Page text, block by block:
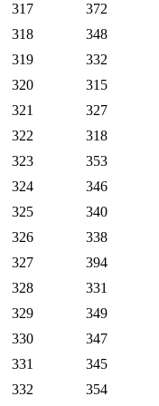
317
372
318
348
319
332
320
315
321
327
322
318
323
353
324
346
325
340
326
338
327
394
328
331
329
349
330
347
331
345
332
354